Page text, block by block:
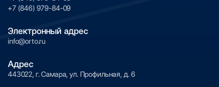
долговечность изображения.
+7 (846) 979-84-09
Электронный адрес
info@orto.ru
Адрес
443022, г. Самара, ул. Профильная, д. 6